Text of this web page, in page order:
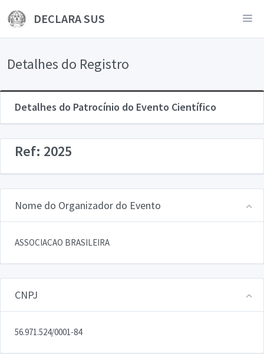
DECLARA SUS
Detalhes do Registro
Detalhes do Patrocínio do Evento Científico
Ref: 2025
Nome do Organizador do Evento
ASSOCIACAO BRASILEIRA
CNPJ
56.971.524/0001-84